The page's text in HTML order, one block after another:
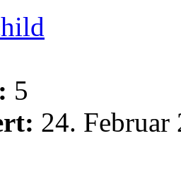
5
24. Februar